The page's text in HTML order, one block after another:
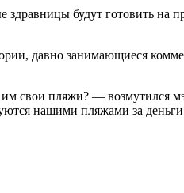
будут готовить на
давно занимающиеся
им свои пляжи? — возмутился
нашими пляжами за